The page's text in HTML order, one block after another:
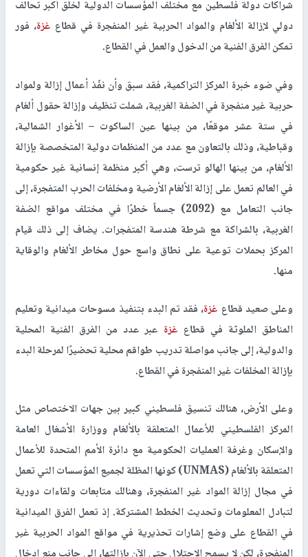
شراكات دولة فلسطين مع مختلف المؤسسات الدولية لخلق أكبر تحالف
دولي لإزالة الألغام والمواد الحربية غير المنفجرة في قطاع غزة، فور
تمكن الفرق الفنية من الدخول والعمل في القطاع.
وفي ضوء خبرة المركز التراكمية، فقد سبق وأن نفّذ أعمال إزالة ولمواد
حربية غير منفجرة في الضفة الغربية، شملت تنظيف وإزالة حقول ألغام
في ستة عشر موقعًا، من بينها عين الساكوت – الأغوار الشمالية،
وقباطية، وذلك بالتعاون مع عدد من المنظمات دولية المتخصصة بإزالة
الألغام، من بينها الهالو ترست، وهي أكبر منظمة إنسانية غير حكومية
في العالم تعمل على إزالة الألغام الأرضية ومخلفات الحرب المتفجرة، إلى
جانب التعامل مع (2092) جسماً خطرًا في مختلف مواقع الضفة
الغربية، بالشراكة مع شرطة هندسة المتفجرات. يضاف إلى ذلك قيام
المركز بحملات توعية على نطاق واسع حول مخاطر الألغام والوقاية
منها.
وعلى صعيد قطاع غزة، فقد تم البدء بتنفيذ مسوحات ميدانية وتعليم
المناطق الملوثة في قطاع غزة عبر عدد من الفرق الفنية المحلية
والدولية، إلى جانب مواصلة تدريب طواقم محلية تحضيرًا لمرحلة البدء
بإزالة المخلفات غير المنفجرة في القطاع.
وعلى الأرض، هنالك تنسيق فلسطيني كبير بين جهات الاختصاص مثل
المركز الفلسطيني للأعمال المتعلقة بالألغام ووزارة الأشغال العامة
والإسكان وغرفة العمليات الحكومية مع دائرة الأمم المتحدة للأعمال
المتعلقة بالألغام (UNMAS) كونها المظلة لجميع المؤسسات التي تعمل
في مجال إزالة المواد غير المنفجرة، وهنالك متابعات ولقاءات دورية
لتبادل المعلومات وتحديث الخطط المشتركة. إذ تعمل الفرق الميدانية
في القطاع على وضع إشارات تحذيرية في مواقع المواد الحربية غير